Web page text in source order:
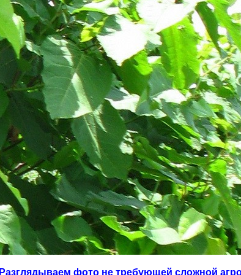
Разглядываем фото не требующей сложной